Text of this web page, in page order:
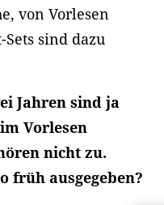
von Vorlesen
sind dazu
Jahren sind ja
Vorlesen
nicht zu.
früh ausgegeben?